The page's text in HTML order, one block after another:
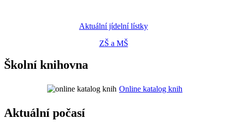
Aktuální jídelní lístky
ZŠ a MŠ
Školní knihovna
Online katalog knih
Aktuální počasí